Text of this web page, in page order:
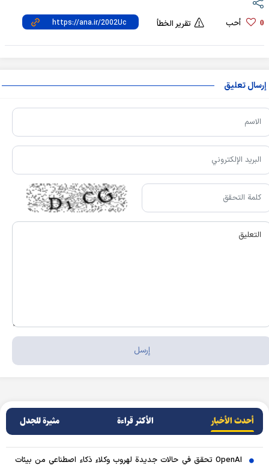
0 أحب تقرير الخطأ
إرسال تعليق
أحدث الأخبار الأکثر قراءة مثيرة للجدل
OpenAI تحقق في حالات جديدة لهروب وكلاء ذكاء اصطناعي من بيئات